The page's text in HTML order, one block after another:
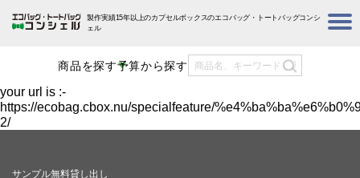
製作実績15年以上のカプセルボックスのエコバッグ・トートバッグコンシ
ェル
商品を探す予算から探す
your url is :-
https://ecobag.cbox.nu/specialfeature/
2/
サンプル無料貸し出し